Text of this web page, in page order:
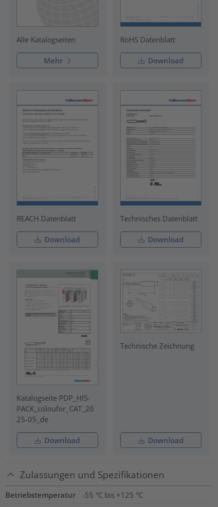
Alle Katalogseiten
Mehr
RoHS Datenblatt
Download
REACH Datenblatt
Download
Technisches Datenblatt
Download
Katalogseite PDP_HIS-
PACK_coloufor_CAT_20
25-05_de
Download
Technische Zeichnung
Download
Zulassungen und Spezifikationen
Betriebstemperatur
-55 °C bis +125 °C